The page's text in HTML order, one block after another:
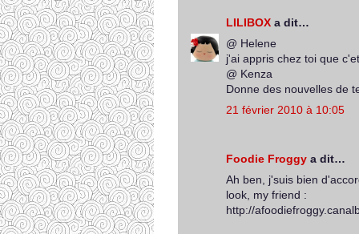
LILIBOX a dit…
@ Helene
j'ai appris chez toi que
@ Kenza
Donne des nouvelles de
21 février 2010 à 10:05
Foodie Froggy a dit…
Ah ben, j'suis bien
look, my friend :
http://